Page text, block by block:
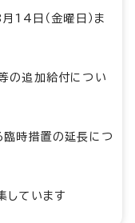
14日（金曜日）ま
の追加給付につい
臨時措置の延長につ
しています